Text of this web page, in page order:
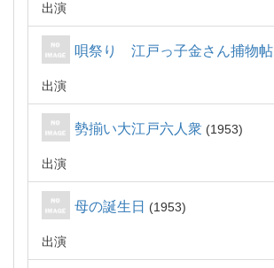
出演
唄祭り 江戸っ子金さん捕物帖
出演
勢揃い大江戸六人衆 1953
出演
母の誕生日 1953
出演